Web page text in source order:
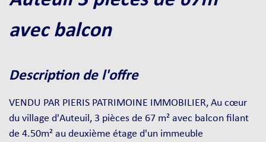
avec balcon
description de l'offre
VENDU PAR PIERIS PATRIMOINE IMMOBILIER, Au cœur
du village d'Auteuil, 3 pièces de 67 m² avec balcon filant
de 4.50m² au deuxième étage d'un immeuble